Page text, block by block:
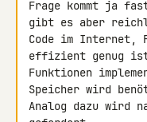
Frage kommt ja
gibt es aber
Code im Internet,
effizient genug
Funktionen
Speicher wird
Analog dazu wird